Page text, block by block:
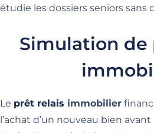
étudie les dossiers seniors sans
Simulation de
Le prêt relais immobilier
l’achat d’un nouveau bien